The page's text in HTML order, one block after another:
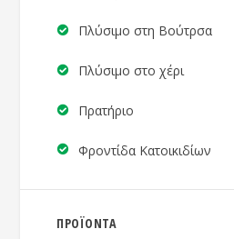
Πλύσιμο στη Βούτρσα
Πλύσιμο στο χέρι
Πρατήριο
Φροντίδα Κατοικιδίων
ΠΡΟΪΟΝΤΑ